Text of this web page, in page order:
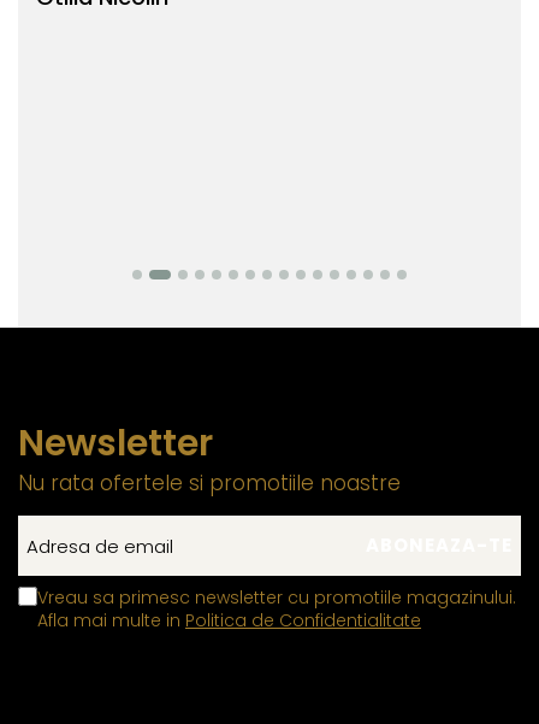
Newsletter
Nu rata ofertele si promotiile noastre
Vreau sa primesc newsletter cu promotiile magazinului.
Afla mai multe in Politica de Confidentialitate